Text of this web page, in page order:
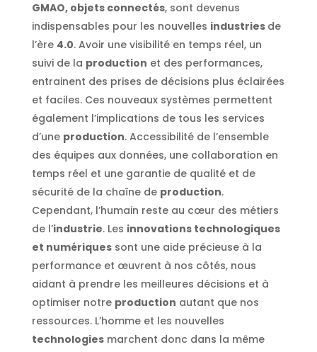
GMAO, objets connectés, sont devenus
indispensables pour les nouvelles industries de
l’ère 4.0. Avoir une visibilité en temps réel, un
suivi de la production et des performances,
entrainent des prises de décisions plus éclairées
et faciles. Ces nouveaux systèmes permettent
également l’implications de tous les services
d’une production. Accessibilité de l’ensemble
des équipes aux données, une collaboration en
temps réel et une garantie de qualité et de
sécurité de la chaîne de production.
Cependant, l’humain reste au cœur des métiers
de l’industrie. Les innovations technologiques
et numériquessont une aide précieuse à la
performance et œuvrent à nos côtés, nous
aidant à prendre les meilleures décisions et à
optimiser notre production autant que nos
ressources. L’homme et les nouvelles
technologiesmarchent donc dans la même